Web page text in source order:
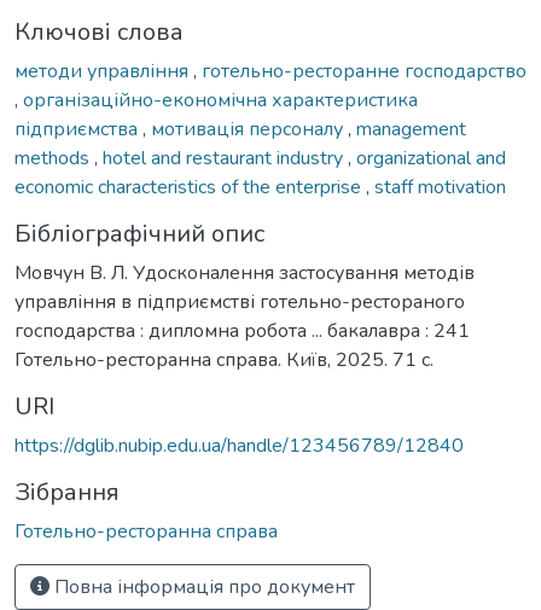
Ключові слова
методи управління , готельно-ресторанне господарство
, організаційно-економічна характеристика
підприємства , мотивація персоналу, management
methods , hotel and restaurant industry, organizational and
economic characteristics of the enterprise , staff motivation
Бібліографічний опис
Мовчун В. Л. Удосконалення застосування методів
управління в підприємстві готельно-рестораного
господарства : дипломна робота ... бакалавра : 241
Готельно-ресторанна справа. Київ, 2025. 71 с.
URI
https://dglib.nubip.edu.ua/handle/123456789/12840
Зібрання
Готельно-ресторанна справа
Повна інформація про документ